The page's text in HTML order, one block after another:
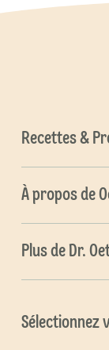
Recettes &
À propos de
Plus de Dr.
Sélectionnez